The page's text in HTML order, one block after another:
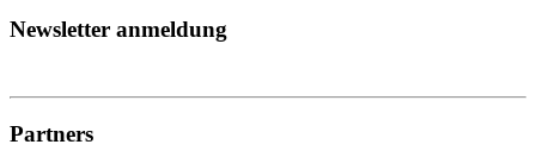
Newsletter anmeldung
Partners